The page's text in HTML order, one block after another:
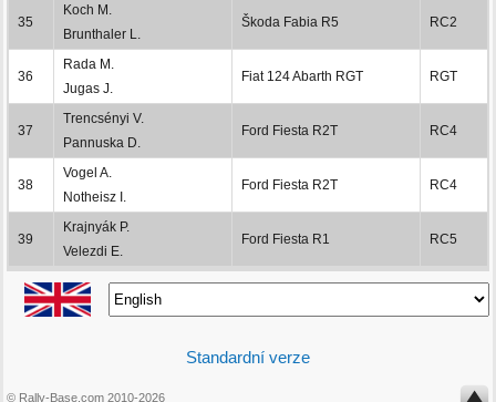
35
Koch M.
Brunthaler L.
Škoda Fabia R5 RC2
36
Rada M.
Jugas J.
Fiat 124 Abarth RGT RGT
37
Trencsényi V.
Pannuska D.
Ford Fiesta R2T RC4
38
Vogel A.
Notheisz I.
Ford Fiesta R2T RC4
39
Krajnyák P.
Velezdi E.
Ford Fiesta R1 RC5
Standardní verze
© Rally-Base.com 2010-2026